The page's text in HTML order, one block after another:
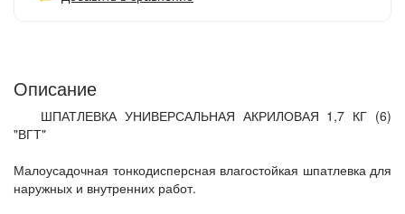
Описание
ШПАТЛЕВКА УНИВЕРСАЛЬНАЯ АКРИЛОВАЯ 1,7 КГ (6)
"ВГТ"
Малоусадочная тонкодисперсная влагостойкая шпатлевка для
наружных и внутренних работ.